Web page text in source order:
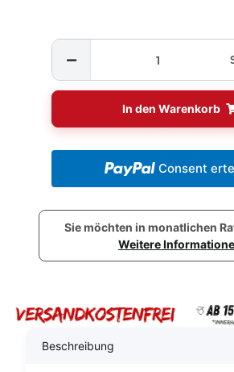
In den Warenkorb
Consent
Sie möchten in monatlichen
Weitere
Beschreibung